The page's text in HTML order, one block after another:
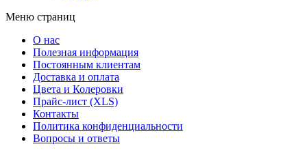
Меню страниц
О нас
Полезная информация
Постоянным клиентам
Доставка и оплата
Цвета и Колеровки
Прайс-лист (XLS)
Контакты
Политика конфиденциальности
Вопросы и ответы